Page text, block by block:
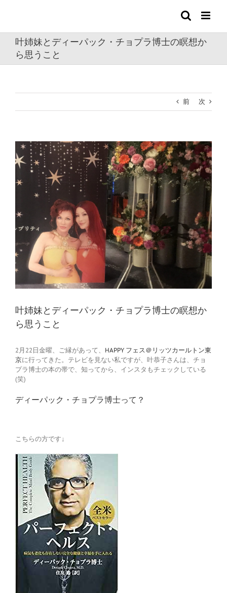
叶姉妹とディーパック・チョプラ博士の瞑想か
ら思うこと
前 次
View
Larger
Image
叶姉妹とディーパック・チョプラ博士の瞑想か
ら思うこと
2月22日金曜、ご縁があって、 HAPPY フェス＠リッツカールトン東
京に行ってきた。テレビを見ない私ですが、叶恭子さんは、チョ
プラ博士の本の帯で、知ってから、インスタもチェックしている
(笑)
ディーパック・チョプラ博士って？
こちらの方です↓